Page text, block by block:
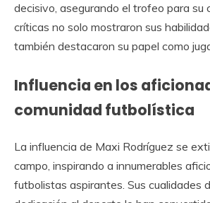
decisivo, asegurando el trofeo para su
críticas no solo mostraron sus
también destacaron su papel como
Influencia en los
comunidad futbolística
La influencia de Maxi Rodríguez se
campo, inspirando a innumerables
futbolistas aspirantes. Sus cualidades